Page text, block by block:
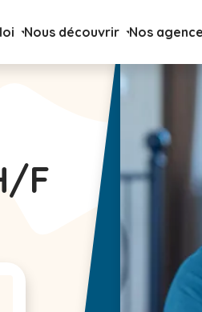
Nous découvrir Nos
F